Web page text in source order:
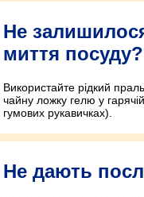
Не
миття посуду?
Використайте рідкий
чайну ложку гелю у
гумових рукавичках).
Не дають